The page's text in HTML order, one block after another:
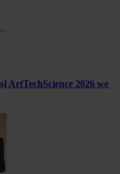
ArtTechScience 2026 we